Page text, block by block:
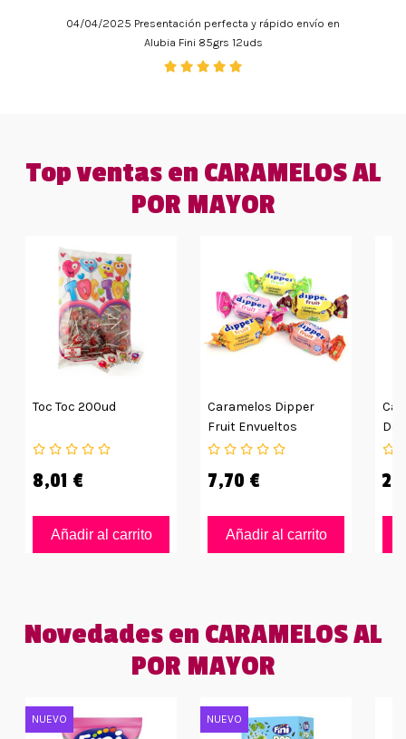
04/04/2025 Presentación perfecta y rápido envío en
Alubia Fini 85grs 12uds
Top ventas en CARAMELOS AL
POR MAYOR
Toc Toc 200ud
8,01 €
Añadir al carrito
Caramelos Dipper
Fruit Envueltos
Individualmente Bolsa
7,70 €
Añadir al carrito
De
Novedades en CARAMELOS AL
POR MAYOR
NUEVO NUEVO